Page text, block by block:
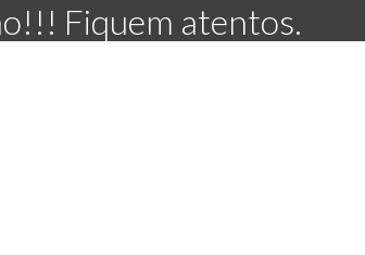
Fiquem atentos.